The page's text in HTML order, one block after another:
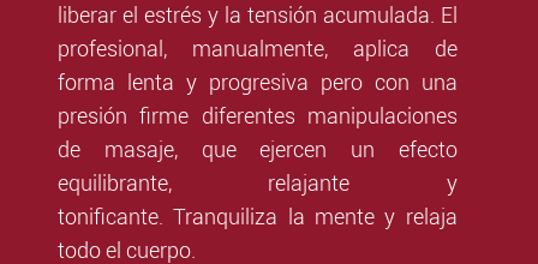
liberar el estrés y la tensión acumulada. El
profesional, manualmente, aplica de
forma lenta y progresiva pero con una
presión firme diferentes manipulaciones
de masaje, que ejercen un efecto
equilibrante, relajante y
tonificante. Tranquiliza la mente y relaja
todo el cuerpo.